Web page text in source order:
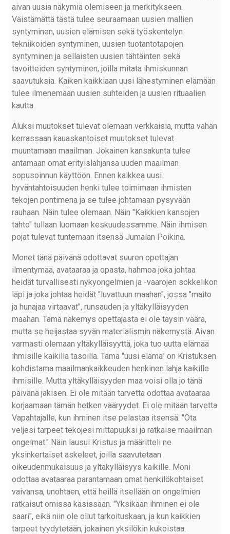
aivan uusia näkymiä olemiseen ja merkitykseen.
Väistämättä tästä tulee seuraamaan uusien mallien
syntyminen, uusien elämisen sekä työskentelyn
tekniikoiden syntyminen, uusien tuotantotapojen
syntyminen ja sellaisten uusien tähtäinten sekä
tavoitteiden syntyminen, joilla mitata ihmiskunnan
saavutuksia. Kaiken kaikkiaan uusi lähestyminen elämään
tulee ilmenemään uusien suhteiden ja uusien rituaalien
kautta.
Aluksi muutokset tulevat olemaan verkkaisia, mutta vähän
kerrassaan kauaskantoiset muutokset tulevat
muuntamaan maailman. Jokainen kansakunta tulee
antamaan omat erityislahjansa uuden maailman
sopusoinnun käyttöön. Ennen kaikkea uusi
hyväntahtoisuuden henki tulee toimimaan ihmisten
tekojen pontimena ja se tulee johtamaan pysyvään
rauhaan. Näin tulee olemaan. Näin "Kaikkien kansojen
tahto" tullaan luomaan keskuudessamme. Näin ihmisen
pojat tulevat tuntemaan itsensä Jumalan Poikina.
Monet tänä päivänä odottavat suuren opettajan
ilmentymää, avataaraa ja opasta, hahmoa joka johtaa
heidät turvallisesti nykyongelmien ja -vaarojen sokkelikon
läpi ja joka johtaa heidät "luvattuun maahan", jossa "maito
ja hunajaa virtaavat", runsauden ja yltäkylläisyyden
maahan. Tämä näkemys opettajasta ei ole täysin väärä,
mutta se heijastaa syvän materialismin näkemystä. Aivan
varmasti olemaan yltäkylläisyyttä, joka tuo uutta elämää
ihmisille kaikilla tasoilla. Tämä "uusi elämä" on Kristuksen
kohdistama maailmankaikkeuden henkinen lahja kaikille
ihmisille. Mutta yltäkylläisyyden maa voisi olla jo tänä
päivänä jakisen. Ei ole mitään tarvetta odottaa avataaraa
korjaamaan tämän hetken vääryydet. Ei ole mitään tarvetta
Vapahtajalle, kun ihminen itse pelastaa itsensä. "Ota
veljesi tarpeet tekojesi mittapuuksi ja ratkaise maailman
ongelmat." Näin lausui Kristus ja määritteli ne
yksinkertaiset askeleet, joilla saavutetaan
oikeudenmukaisuus ja yltäkylläisyys kaikille. Moni
odottaa avataaraa parantamaan omat henkilökohtaiset
vaivansa, unohtaen, että heillä itsellään on ongelmien
ratkaisut omissa käsissään. "Yksikään ihminen ei ole
saari", eikä niin ole ollut tarkoituskaan, ja kun kaikkien
tarpeet tyydytetään, jokainen yksilökin kukoistaa.